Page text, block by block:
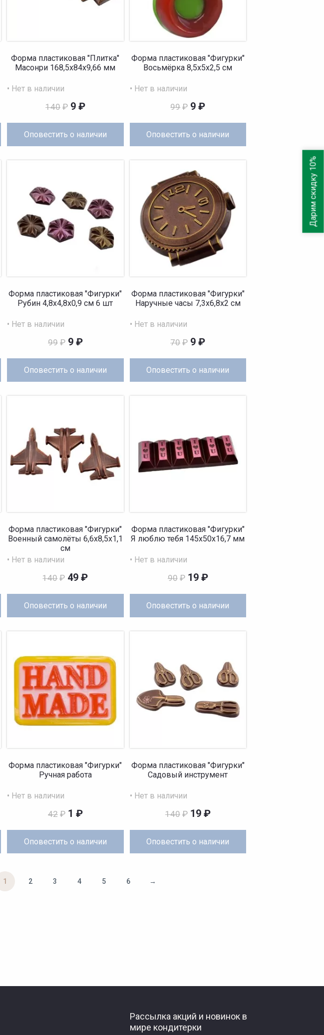
Форма пластиковая "Плитка"
Масонри 168,5х84х9,66 мм
• Нет в наличии
Оповестить о наличии
140 ₽ 9 ₽
Форма пластиковая "Фигурки"
Восьмёрка 8,5х5х2,5 см
• Нет в наличии
Оповестить о наличии
99 ₽ 9₽
Форма пластиковая "Фигурки"
Рубин 4,8х4,8х0,9 см 6 шт
• Нет в наличии
Оповестить о наличии
99 ₽ 9 ₽
Форма пластиковая "Фигурки"
Наручные часы 7,3х6,8х2 см
• Нет в наличии
Оповестить о наличии
70 ₽ 9₽
Форма пластиковая "Фигурки"
Военный самолёты 6,6х8,5х1,1
см
• Нет в наличии
Оповестить о наличии
140 ₽ 49₽
Форма пластиковая "Фигурки"
Я люблю тебя 145х50х16,7 мм
• Нет в наличии
Оповестить о наличии
90 ₽ 19 ₽
Форма пластиковая "Фигурки"
Ручная работа
• Нет в наличии
Оповестить о наличии
42 ₽ 1 ₽
Форма пластиковая "Фигурки"
Садовый инструмент
• Нет в наличии
Оповестить о наличии
140 ₽ 19 ₽
1 2 3 4 5 6 →
Рассылка акций и новинок в
мире кондитерки
Дарим скидку 10%